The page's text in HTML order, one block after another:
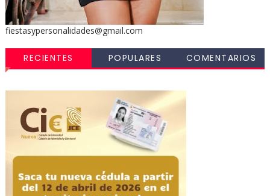
fiestasypersonalidades@gmail.com
RECIENTES POPULARES COMENTARIOS